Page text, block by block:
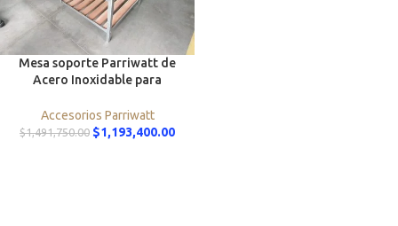
Mesa soporte Parriwatt de
Acero Inoxidable para
Accesorios Parriwatt
$1,491,750.00 $1,193,400.00